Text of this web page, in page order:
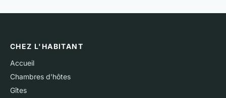
CHEZ L'HABITANT
Accueil
Chambres d'hôtes
Gîtes